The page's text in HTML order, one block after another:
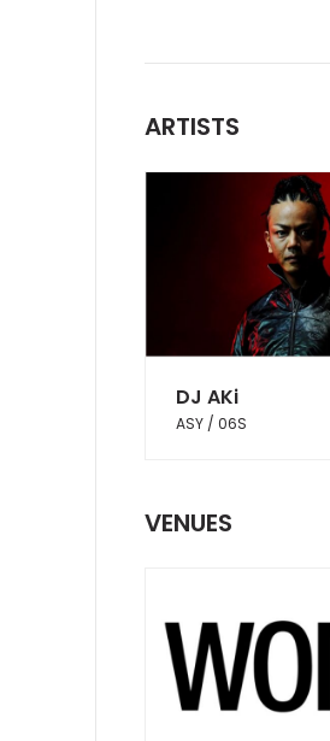
ARTISTS
DJ AKi
ASY / 06S
VENUES